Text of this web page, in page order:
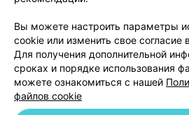
Персональные
Обработка
Вы можете настроить параметры
cookie или изменить свое согласие
Для получения дополнительной
сроках и порядке использования
можете ознакомиться с нашей
файлов cookie